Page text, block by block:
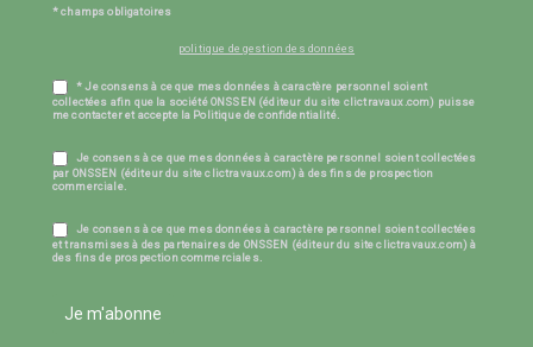
* champs obligatoires
politique de gestion des données
* Je consens à ce que mes données à caractère personnel soient
collectées afin que la société ONSSEN (éditeur du site clictravaux.com) puisse
me contacter et accepte la Politique de confidentialité.
Je consens à ce que mes données à caractère personnel soient collectées
par ONSSEN (éditeur du site clictravaux.com) à des fins de prospection
commerciale.
Je consens à ce que mes données à caractère personnel soient collectées
et transmises à des partenaires de ONSSEN (éditeur du site clictravaux.com) à
des fins de prospection commerciales.
Je m'abonne